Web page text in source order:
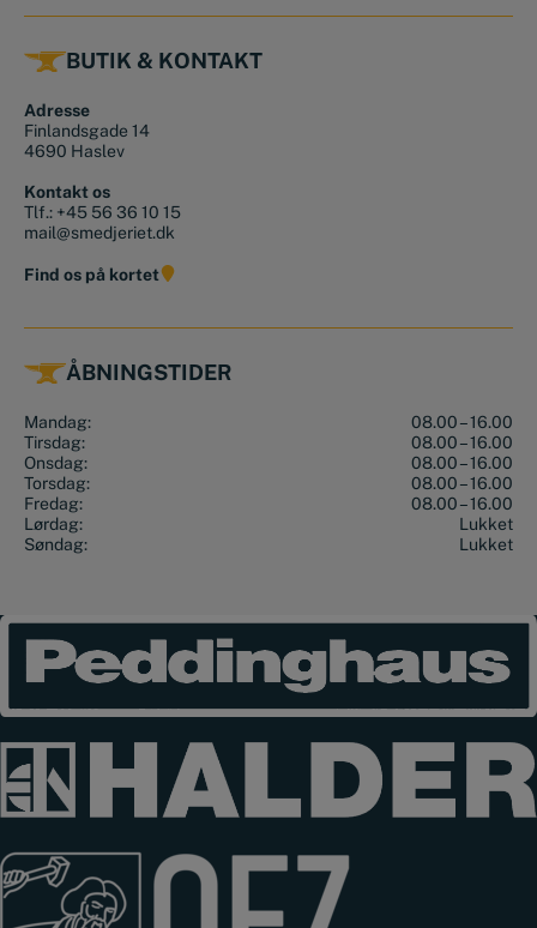
BUTIK & KONTAKT
Adresse
Finlandsgade 14
4690 Haslev
Kontakt os
Tlf.: +45 56 36 10 15
mail@smedjeriet.dk
Find os på kortet
ÅBNINGSTIDER
Mandag:
08.00 – 16.00
Tirsdag:
08.00 – 16.00
Onsdag:
08.00 – 16.00
Torsdag:
08.00 – 16.00
Fredag:
08.00 – 16.00
Lørdag:
Lukket
Søndag:
Lukket